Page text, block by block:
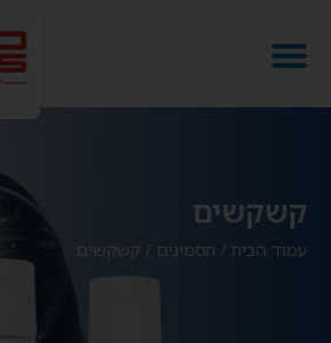
קשקשים
עמוד הבית / תסמינים / קשקשים